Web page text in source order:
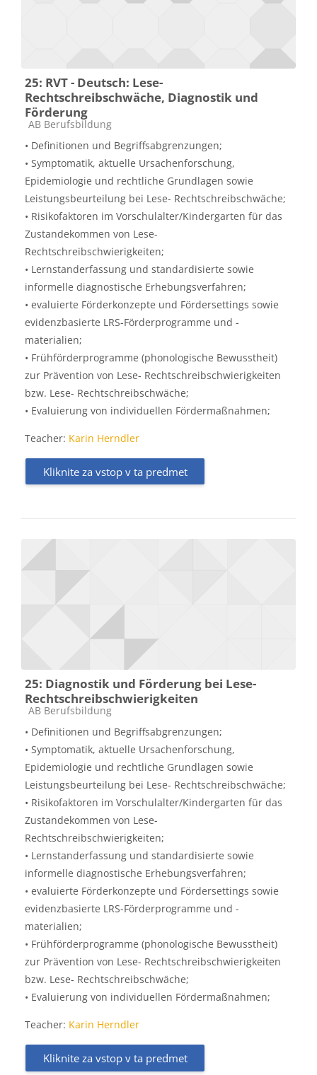
25: RVT - Deutsch: Lese-
Rechtschreibschwäche, Diagnostik und
Förderung
Kategorija predmeta
AB Berufsbildung
• Definitionen und Begriffsabgrenzungen;
• Symptomatik, aktuelle Ursachenforschung,
Epidemiologie und rechtliche Grundlagen sowie
Leistungsbeurteilung bei Lese- Rechtschreibschwäche;
• Risikofaktoren im Vorschulalter/Kindergarten für das
Zustandekommen von Lese-
Rechtschreibschwierigkeiten;
• Lernstanderfassung und standardisierte sowie
informelle diagnostische Erhebungsverfahren;
• evaluierte Förderkonzepte und Fördersettings sowie
evidenzbasierte LRS-Förderprogramme und -
materialien;
• Frühförderprogramme (phonologische Bewusstheit)
zur Prävention von Lese- Rechtschreibschwierigkeiten
bzw. Lese- Rechtschreibschwäche;
• Evaluierung von individuellen Fördermaßnahmen;
Teacher: Karin Herndler
Kliknite za vstop v ta predmet
25: Diagnostik und Förderung bei Lese-
Rechtschreibschwierigkeiten
Kategorija predmeta
AB Berufsbildung
• Definitionen und Begriffsabgrenzungen;
• Symptomatik, aktuelle Ursachenforschung,
Epidemiologie und rechtliche Grundlagen sowie
Leistungsbeurteilung bei Lese- Rechtschreibschwäche;
• Risikofaktoren im Vorschulalter/Kindergarten für das
Zustandekommen von Lese-
Rechtschreibschwierigkeiten;
• Lernstanderfassung und standardisierte sowie
informelle diagnostische Erhebungsverfahren;
• evaluierte Förderkonzepte und Fördersettings sowie
evidenzbasierte LRS-Förderprogramme und -
materialien;
• Frühförderprogramme (phonologische Bewusstheit)
zur Prävention von Lese- Rechtschreibschwierigkeiten
bzw. Lese- Rechtschreibschwäche;
• Evaluierung von individuellen Fördermaßnahmen;
Teacher: Karin Herndler
Kliknite za vstop v ta predmet